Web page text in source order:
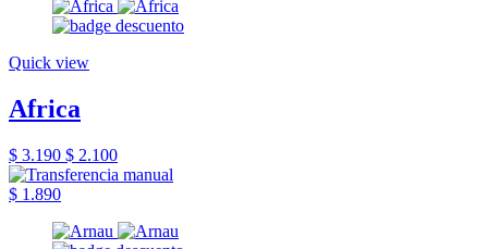
Quick view
Africa
$ 3.190 $ 2.100
$ 1.890